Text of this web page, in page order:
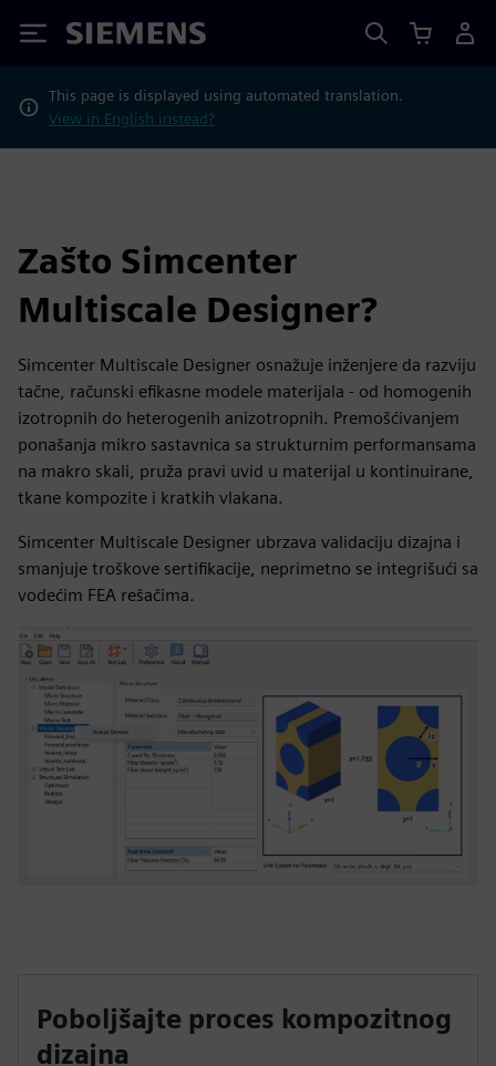
Siemens
This page is displayed using automated translation.
View in English instead?
Zašto Simcenter
Multiscale Designer?
Simcenter Multiscale Designer osnažuje inženjere da razviju
tačne, računski efikasne modele materijala - od homogenih
izotropnih do heterogenih anizotropnih. Premošćivanjem
ponašanja mikro sastavnica sa strukturnim performansama
na makro skali, pruža pravi uvid u materijal u kontinuirane,
tkane kompozite i kratkih vlakana.
Simcenter Multiscale Designer ubrzava validaciju dizajna i
smanjuje troškove sertifikacije, neprimetno se integrišući sa
vodećim FEA rešačima.
Poboljšajte proces kompozitnog
dizajna